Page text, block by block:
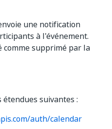
une notification
à l'événement.
comme supprimé par la
suivantes :
auth/calendar